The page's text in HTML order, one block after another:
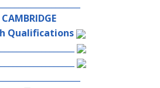
CAMBRIDGE
Qualifications